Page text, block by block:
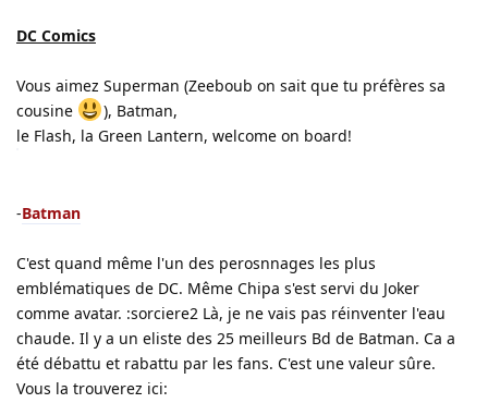
DC Comics
Vous aimez Superman (Zeeboub on sait que tu préfères sa
cousine
), Batman,
le Flash, la Green Lantern, welcome on board!
-Batman
C'est quand même l'un des perosnnages les plus
emblématiques de DC. Même Chipa s'est servi du Joker
comme avatar. :sorciere2 Là, je ne vais pas réinventer l'eau
chaude. Il y a un eliste des 25 meilleurs Bd de Batman. Ca a
été débattu et rabattu par les fans. C'est une valeur sûre.
Vous la trouverez ici: